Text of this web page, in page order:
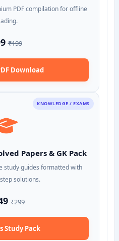
PDF compilation for offline
₹199
Download
KNOWLEDGE / EXAMS
Papers & GK Pack
study guides formatted with
solutions.
₹299
Study Pack